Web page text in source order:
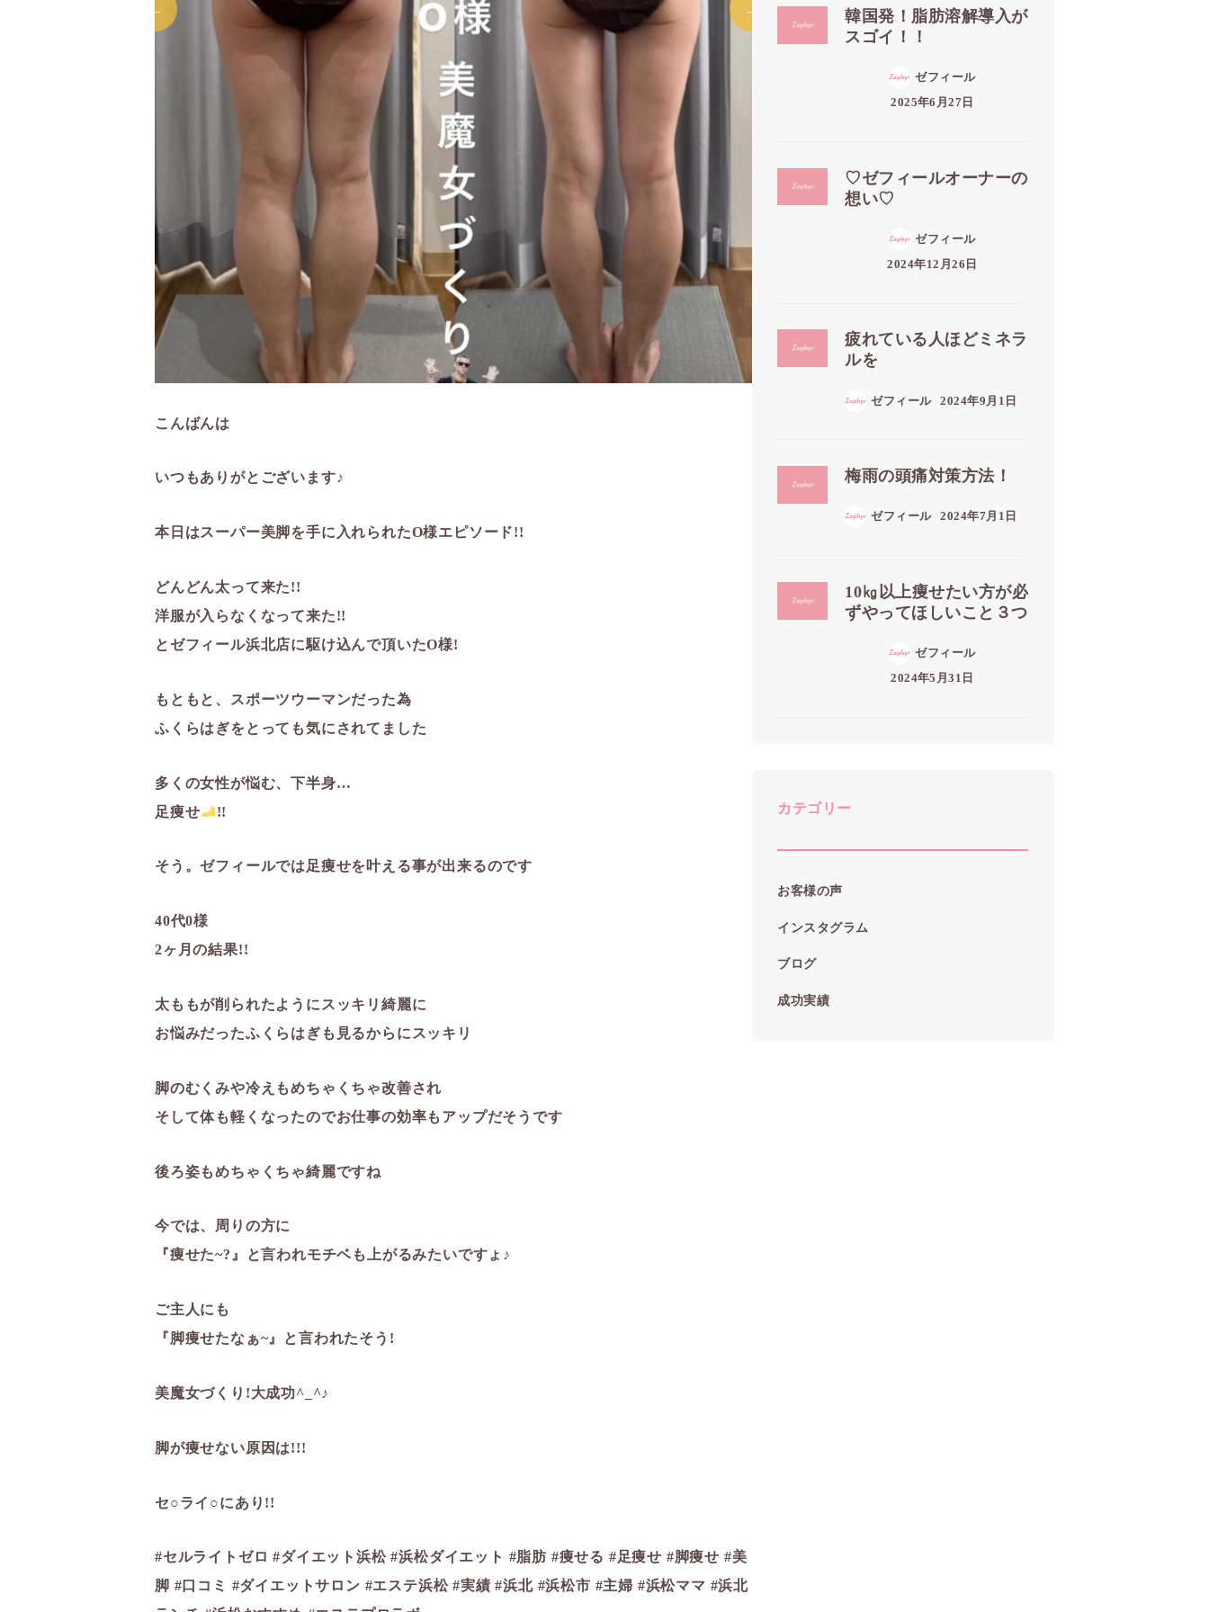
こんばんは
いつもありがとございます♪
本日はスーパー美脚を手に入れられたO様エピソード!!️
どんどん太って来た!!
洋服が入らなくなって来た!!
とゼフィール浜北店に駆け込んで頂いたO様!
もともと、スポーツウーマンだった為
ふくらはぎをとっても気にされてました
多くの女性が悩む、下半身…
足痩せ
!!
そう。ゼフィールでは足痩せを叶える事が出来るのです
40代0様
2ヶ月の結果!!️
太ももが削られたようにスッキリ綺麗に
お悩みだったふくらはぎも見るからにスッキリ
脚のむくみや冷えもめちゃくちゃ改善され
そして体も軽くなったのでお仕事の効率もアップだそうです
後ろ姿もめちゃくちゃ綺麗ですね
今では、周りの方に
『痩せた~?』と言われモチベも上がるみたいですょ♪
ご主人にも
『脚痩せたなぁ~』と言われたそう!
美魔女づくり!大成功^_^♪
脚が痩せない原因は!!!
セ○ライ○にあり!!
#セルライトゼロ #ダイエット浜松 #浜松ダイエット #脂肪 #痩せる #足痩せ #脚痩せ #美
脚 #口コミ #ダイエットサロン #エステ浜松 #実績 #浜北 #浜松市 #主婦 #浜松ママ #浜北
韓国発！脂肪溶解導入が
スゴイ！！
ゼフィール
2025年6月27日
♡ゼフィールオーナーの
想い♡
ゼフィール
2024年12月26日
疲れている人ほどミネラ
ルを
ゼフィール 2024年9月1日
梅雨の頭痛対策方法！
ゼフィール 2024年7月1日
10㎏以上痩せたい方が必
ずやってほしいこと３つ
ゼフィール
2024年5月31日
カテゴリー
お客様の声
インスタグラム
ブログ
成功実績